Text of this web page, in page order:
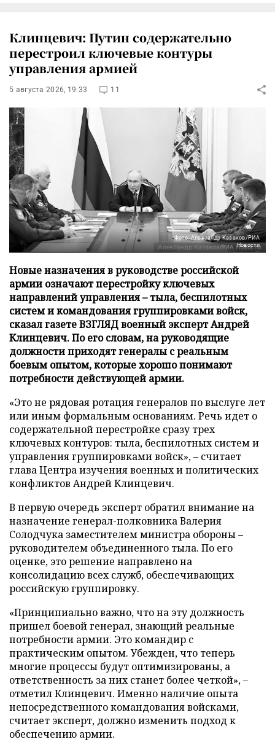
Клинцевич: Путин содержательно
перестроил ключевые контуры
управления армией
5 августа 2026, 19:33 11
Фото: Александр Казаков/РИА
Новости
Новые назначения в руководстве российской
армии означают перестройку ключевых
направлений управления – тыла, беспилотных
систем и командования группировками войск,
сказал газете ВЗГЛЯД военный эксперт Андрей
Клинцевич. По его словам, на руководящие
должности приходят генералы с реальным
боевым опытом, которые хорошо понимают
потребности действующей армии.
«Это не рядовая ротация генералов по выслуге лет
или иным формальным основаниям. Речь идет о
содержательной перестройке сразу трех
ключевых контуров: тыла, беспилотных систем и
управления группировками войск», – считает
глава Центра изучения военных и политических
конфликтов Андрей Клинцевич.
В первую очередь эксперт обратил внимание на
назначение генерал-полковника Валерия
Солодчука заместителем министра обороны –
руководителем объединенного тыла. По его
оценке, это решение направлено на
консолидацию всех служб, обеспечивающих
российскую группировку.
«Принципиально важно, что на эту должность
пришел боевой генерал, знающий реальные
потребности армии. Это командир с
практическим опытом. Убежден, что теперь
многие процессы будут оптимизированы, а
ответственность за них станет более четкой», –
отметил Клинцевич. Именно наличие опыта
непосредственного командования войсками,
считает эксперт, должно изменить подход к
обеспечению армии.